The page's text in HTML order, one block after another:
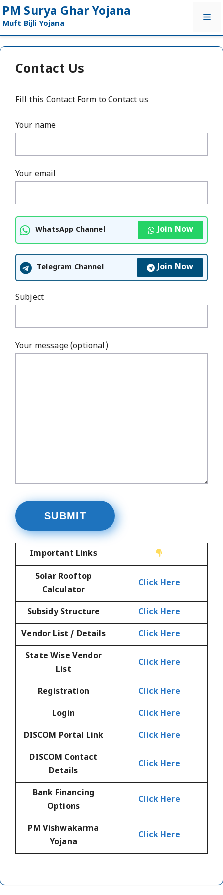
Skip
to
content
PM Surya Ghar Yojana
Muft Bijli Yojana
Contact Us
Fill this Contact Form to Contact us
Your name
Your email
WhatsApp Channel Join Now
Telegram Channel Join Now
Subject
Your message (optional)
Important Links
Solar Rooftop
Calculator
Click Here
Subsidy Structure Click Here
Vendor List / Details Click Here
State Wise Vendor
List
Click Here
Registration Click Here
Login Click Here
DISCOM Portal Link Click Here
DISCOM Contact
Details
Click Here
Bank Financing
Options
Click Here
PM Vishwakarma
Yojana
Click Here